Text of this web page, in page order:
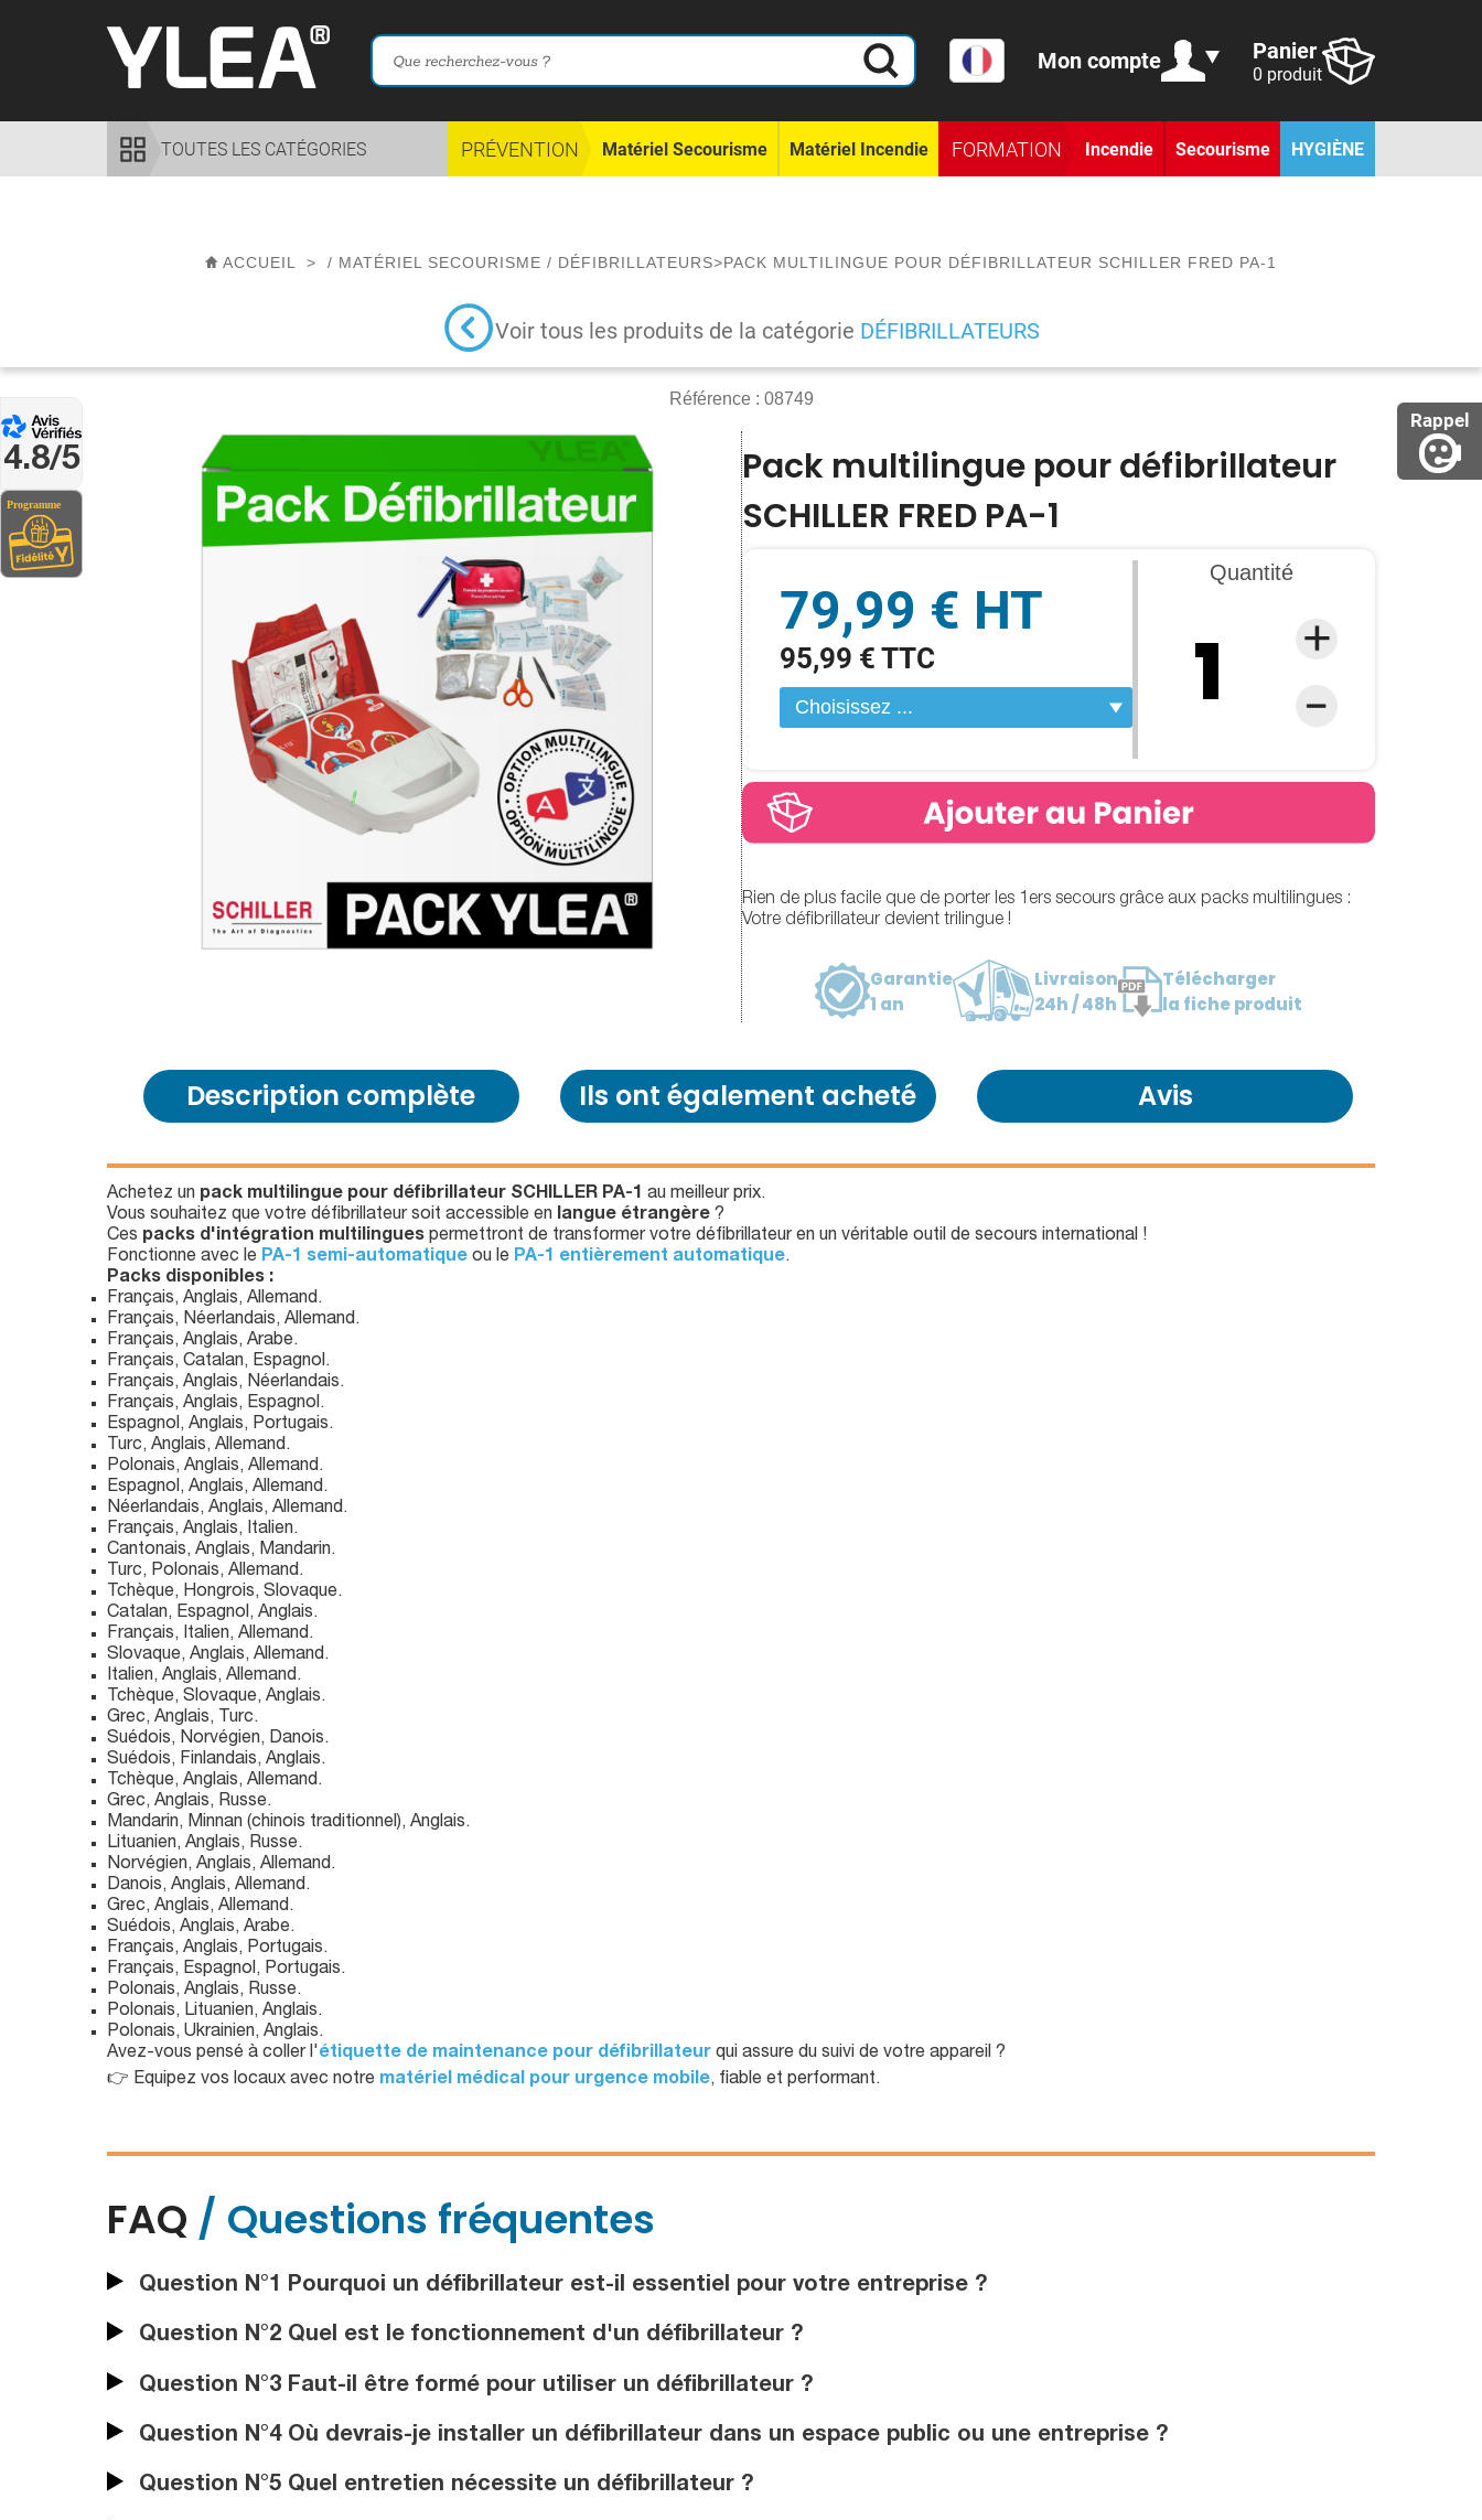
Rappel
4.8/5
Mon compte Panier
0 produit
TOUTES LES CATÉGORIES PRÉVENTION Matériel Secourisme Matériel Incendie FORMATION Incendie Secourisme HYGIÈNE
ACCUEIL > / MATÉRIEL SECOURISME / DÉFIBRILLATEURS>PACK MULTILINGUE POUR DÉFIBRILLATEUR SCHILLER FRED PA-1
Voir tous les produits de la catégorie DÉFIBRILLATEURS
Référence : 08749
Pack multilingue pour défibrillateur
SCHILLER FRED PA-1
79,99 € HT
95,99 € TTC
Quantité
Rien de plus facile que de porter les 1ers secours grâce aux packs multilingues :
Votre défibrillateur devient trilingue !
Garantie
1 an
Livraison
24h / 48h
Télécharger
la fiche produit
Description complète Ils ont également acheté Avis
Achetez un pack multilingue pour défibrillateur SCHILLER PA-1 au meilleur prix.
Vous souhaitez que votre défibrillateur soit accessible en langue étrangère ?
Ces packs d'intégration multilingues permettront de transformer votre défibrillateur en un véritable outil de secours international !
Fonctionne avec le PA-1 semi-automatique ou le PA-1 entièrement automatique.
Packs disponibles :
Français, Anglais, Allemand.
Français, Néerlandais, Allemand.
Français, Anglais, Arabe.
Français, Catalan, Espagnol.
Français, Anglais, Néerlandais.
Français, Anglais, Espagnol.
Espagnol, Anglais, Portugais.
Turc, Anglais, Allemand.
Polonais, Anglais, Allemand.
Espagnol, Anglais, Allemand.
Néerlandais, Anglais, Allemand.
Français, Anglais, Italien.
Cantonais, Anglais, Mandarin.
Turc, Polonais, Allemand.
Tchèque, Hongrois, Slovaque.
Catalan, Espagnol, Anglais.
Français, Italien, Allemand.
Slovaque, Anglais, Allemand.
Italien, Anglais, Allemand.
Tchèque, Slovaque, Anglais.
Grec, Anglais, Turc.
Suédois, Norvégien, Danois.
Suédois, Finlandais, Anglais.
Tchèque, Anglais, Allemand.
Grec, Anglais, Russe.
Mandarin, Minnan (chinois traditionnel), Anglais.
Lituanien, Anglais, Russe.
Norvégien, Anglais, Allemand.
Danois, Anglais, Allemand.
Grec, Anglais, Allemand.
Suédois, Anglais, Arabe.
Français, Anglais, Portugais.
Français, Espagnol, Portugais.
Polonais, Anglais, Russe.
Polonais, Lituanien, Anglais.
Polonais, Ukrainien, Anglais.
Avez-vous pensé à coller l'étiquette de maintenance pour défibrillateur qui assure du suivi de votre appareil ?
👉 Equipez vos locaux avec notre matériel médical pour urgence mobile, fiable et performant.
FAQ / Questions fréquentes
Question N°1 Pourquoi un défibrillateur est-il essentiel pour votre entreprise ?
Question N°2 Quel est le fonctionnement d'un défibrillateur ?
Question N°3 Faut-il être formé pour utiliser un défibrillateur ?
Question N°4 Où devrais-je installer un défibrillateur dans un espace public ou une entreprise ?
Question N°5 Quel entretien nécessite un défibrillateur ?